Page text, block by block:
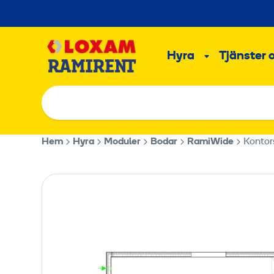
till
Hyra Undermeny
Tjänster
Hem Hyra Moduler Bodar RamiWide